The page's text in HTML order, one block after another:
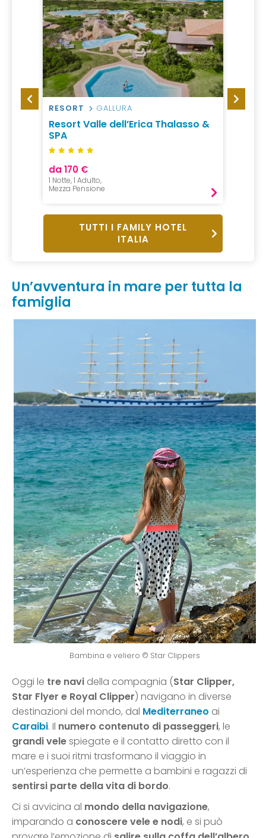
RESORT GALLURA
Resort Valle dell’Erica Thalasso &
SPA
da 170 €
1 Notte, 1 Adulto,
Mezza Pensione
HOTEL
TUTTI I FAMILY HOTEL
ITALIA
Un’avventura in mare per tutta la
famiglia
Bambina e veliero © Star Clippers
Oggi le tre navi della compagnia (Star Clipper,
Star Flyer e Royal Clipper) navigano in diverse
destinazioni del mondo, dal Mediterraneo ai
Caraibi. Il numero contenuto di passeggeri, le
grandi velespiegate e il contatto diretto con il
mare e i suoi ritmi trasformano il viaggio in
un’esperienza che permette a bambini e ragazzi di
sentirsi parte della vita di bordo.
Ci si avvicina al mondo della navigazione,
imparando a conoscere vele e nodi, e si può